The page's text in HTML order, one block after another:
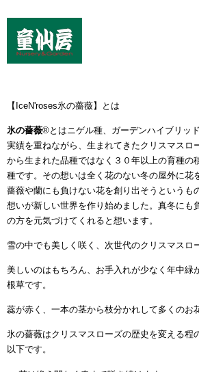
【IceN'roses氷の薔薇】とは
氷の薔薇®とはニゲル種、ガーデンハイブリッ
実績を重ねながら、生まれてきたクリスマスロ
から生まれた品種ではなく３０年以上の育種の
種です。その想いは全く花のない冬の屋外に花
薔薇や蘭にも負けない花を創り出そうというも
想いが新しい世界を作り始めました。真冬にも
の方を元気づけてくれると想います。
雪の中でも美しく咲く、次世代のクリスマスロ
美しいのはもちろん、お手入れが少なく年中緑
根草です。
蕊が赤く、一本の茎から枝分かれして多くのお
氷の薔薇はクリスマスローズの歴史を変える程
以下です。